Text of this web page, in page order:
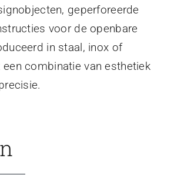
geperforeerde
voor de openbare
in staal, inox of
combinatie van esthetiek